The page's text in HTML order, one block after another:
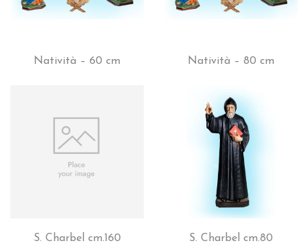
Natività – 60 cm Natività – 80 cm
S. Charbel cm.160 S. Charbel cm.80